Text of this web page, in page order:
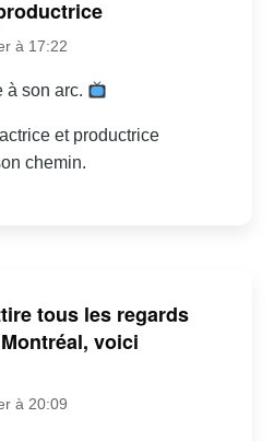
à 17:22
à son arc.
et productrice
chemin.
tous les regards
voici
à 20:09